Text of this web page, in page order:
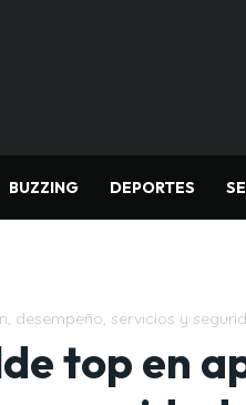
BUZZING DEPORTES
desempeño, servicios y
top en